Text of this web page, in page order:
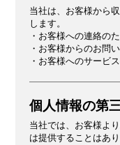
当社は、お客様から
します。
・お客様への連絡の
・お客様からのお問
・お客様へのサービ
個人情報の第
当社では、お客様よ
は提供することはあり